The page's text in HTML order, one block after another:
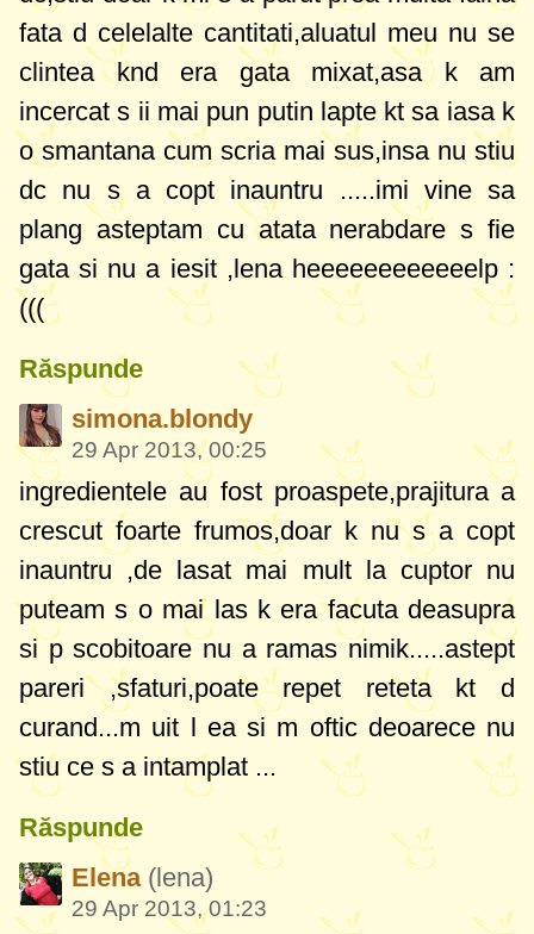
fata d celelalte cantitati,aluatul meu nu se
clintea knd era gata mixat,asa k am
incercat s ii mai pun putin lapte kt sa iasa k
o smantana cum scria mai sus,insa nu stiu
dc nu s a copt inauntru .....imi vine sa
plang asteptam cu atata nerabdare s fie
gata si nu a iesit ,lena heeeeeeeeeeeelp :
(((
Răspunde
simona.blondy
29 Apr 2013, 00:25
ingredientele au fost proaspete,prajitura a
crescut foarte frumos,doar k nu s a copt
inauntru ,de lasat mai mult la cuptor nu
puteam s o mai las k era facuta deasupra
si p scobitoare nu a ramas nimik.....astept
pareri ,sfaturi,poate repet reteta kt d
curand...m uit l ea si m oftic deoarece nu
stiu ce s a intamplat ...
Răspunde
Elena (lena)
29 Apr 2013, 01:23